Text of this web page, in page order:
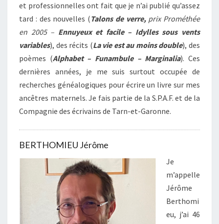
et professionnelles ont fait que je n’ai publié qu’assez
tard : des nouvelles (Talons de verre, prix Prométhée
en 2005 – Ennuyeux et facile – Idylles sous vents
variables), des récits (La vie est au moins double), des
poèmes (Alphabet – Funambule – Marginalia). Ces
dernières années, je me suis surtout occupée de
recherches généalogiques pour écrire un livre sur mes
ancêtres maternels. Je fais partie de la S.P.A.F. et de la
Compagnie des écrivains de Tarn-et-Garonne.
BERTHOMIEU Jérôme
Je
m’appelle
Jérôme
Berthomi
eu, j’ai 46